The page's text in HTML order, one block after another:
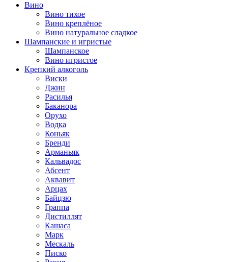
Вино
Вино тихое
Вино креплёное
Вино натуральное сладкое
Шампанские и игристые
Шампанское
Вино игристое
Крепкий алкоголь
Виски
Джин
Расилья
Баканора
Орухо
Водка
Коньяк
Бренди
Арманьяк
Кальвадос
Абсент
Аквавит
Арцах
Байцзю
Граппа
Дистиллят
Кашаса
Марк
Мескаль
Писко